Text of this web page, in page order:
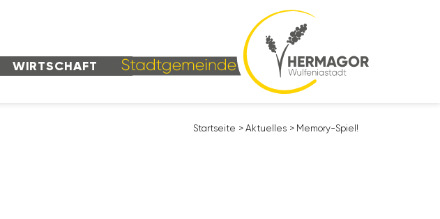
WIRT­SCHAFT
Start­seite > Aktu­elles > Memory-Spiel!